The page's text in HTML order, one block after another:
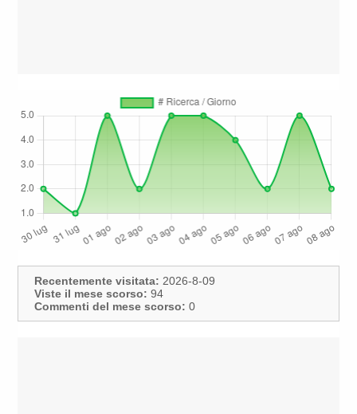
Recentemente visitata: 2026-8-09
Viste il mese scorso: 94
Commenti del mese scorso: 0